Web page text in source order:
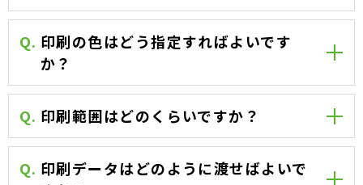
Q. 印刷の色はどう指定すればよいです
か？
Q. 印刷範囲はどのくらいですか？
Q. 印刷データはどのように渡せばよいで